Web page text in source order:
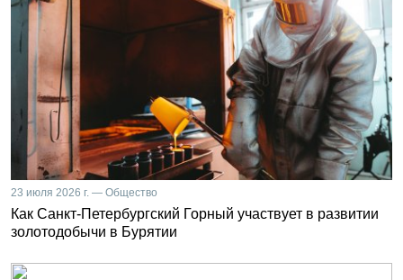
23 июля 2026 г. — Общество
Как Санкт-Петербургский Горный участвует в развитии
золотодобычи в Бурятии